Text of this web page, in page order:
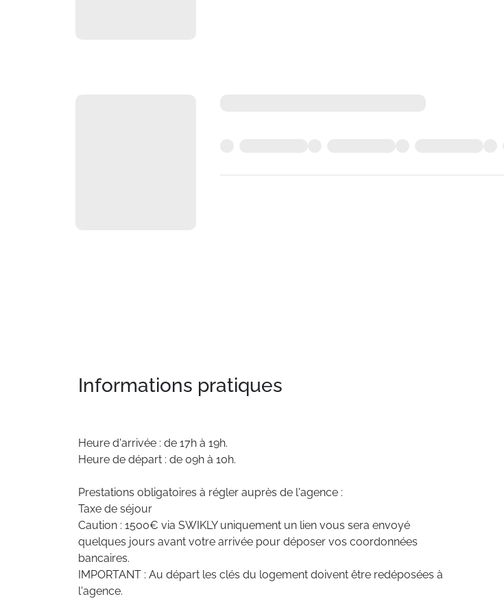
Informations pratiques
Heure d'arrivée : de 17h à 19h.
Heure de départ : de 09h à 10h.
Prestations obligatoires à régler auprès de l'agence :
Taxe de séjour
Caution : 1500€ via SWIKLY uniquement un lien vous sera envoyé
quelques jours avant votre arrivée pour déposer vos coordonnées
bancaires.
IMPORTANT : Au départ les clés du logement doivent être redéposées à
l'agence.